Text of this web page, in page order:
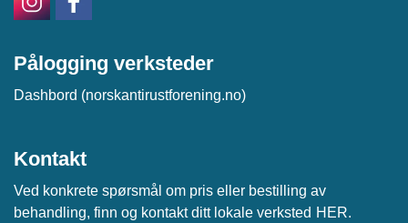
Pålogging verksteder
Dashbord (norskantirustforening.no)
Kontakt
Ved konkrete spørsmål om pris eller bestilling av
behandling, finn og kontakt ditt lokale verksted HER.